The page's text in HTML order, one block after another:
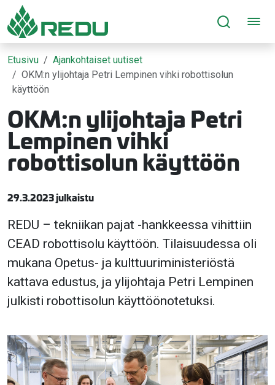
Siirry sivusisältöön
Etusivu
Ajankohtaiset uutiset
OKM:n ylijohtaja Petri Lempinen vihki robottisolun
käyttöön
OKM:n ylijohtaja Petri
Lempinen vihki
robottisolun käyttöön
29.3.2023 julkaistu
REDU – tekniikan pajat -hankkeessa vihittiin
CEAD robottisolu käyttöön. Tilaisuudessa oli
mukana Opetus- ja kulttuuriministeriöstä
kattava edustus, ja ylijohtaja Petri Lempinen
julkisti robottisolun käyttöönotetuksi.